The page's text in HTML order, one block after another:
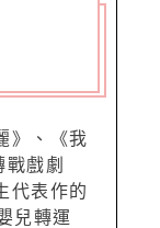
》、《我
戲劇
代表作的
兒轉運